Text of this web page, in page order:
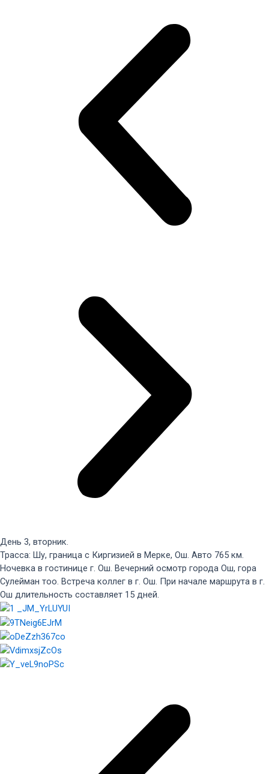
День 3, вторник.
Трасса: Шу, граница с Киргизией в Мерке, Ош. Авто 765 км.
Ночевка в гостинице г. Ош. Вечерний осмотр города Ош, гора
Сулейман тоо. Встреча коллег в г. Ош. При начале маршрута в г.
Ош длительность составляет 15 дней.